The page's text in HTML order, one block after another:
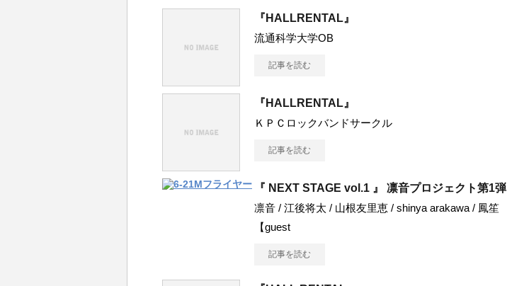
『HALLRENTAL』
流通科学大学OB
記事を読む
『HALLRENTAL』
ＫＰＣロックバンドサークル
記事を読む
『 NEXT STAGE vol.1 』 凛音プロジェクト第1弾
凛音 / 江後将太 / 山根友里恵 / shinya arakawa / 鳳笙
【guest
記事を読む